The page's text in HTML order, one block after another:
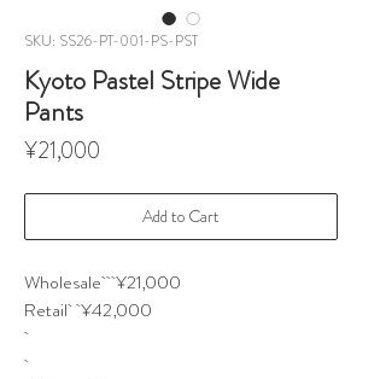
SKU: SS26-PT-001-PS-PST
Kyoto Pastel Stripe Wide
Pants
¥21,000
Add to Cart
Wholesale ¥21,000
Retail ¥42,000